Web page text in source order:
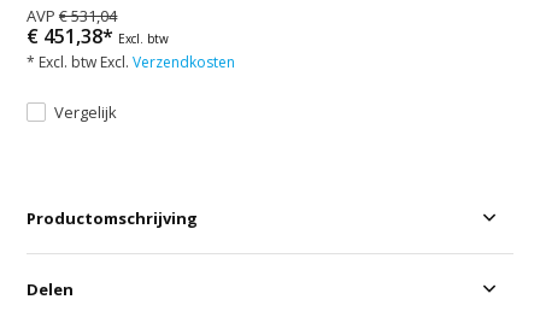
AVP€ 531,04
€ 451,38* Excl. btw
* Excl. btw Excl.Verzendkosten
Vergelijk
Productomschrijving
Delen